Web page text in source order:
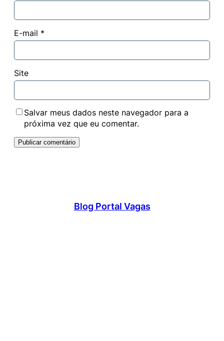
E-mail *
Site
Salvar meus dados neste navegador para a
próxima vez que eu comentar.
Blog Portal Vagas